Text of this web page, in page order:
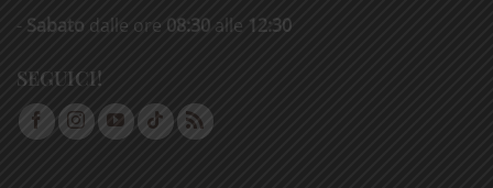
- Sabato dalle ore 08:30 alle 12:30
SEGUICI!